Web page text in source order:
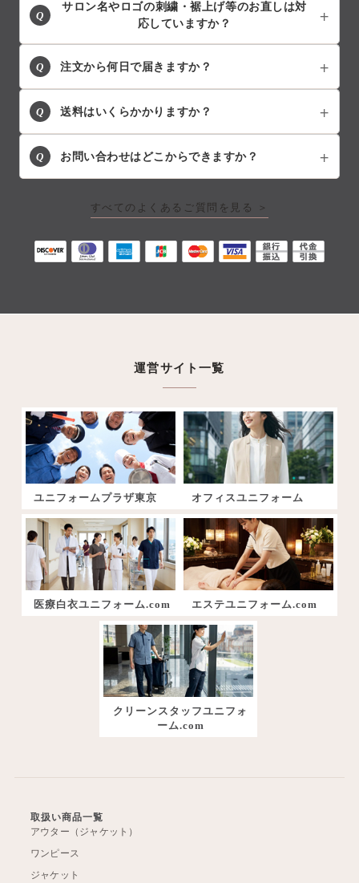
Q
サロン名やロゴの刺繍・裾上げ等のお直しは対
応していますか？
Q 注文から何日で届きますか？
Q 送料はいくらかかりますか？
Q お問い合わせはどこからできますか？
すべてのよくあるご質問を見る ＞
運営サイト一覧
ユニフォームプラザ東京 オフィスユニフォーム
医療白衣ユニフォーム.com エステユニフォーム.com
クリーンスタッフユニフォ
ーム.com
取扱い商品一覧
アウター（ジャケット）
ワンピース
ジャケット